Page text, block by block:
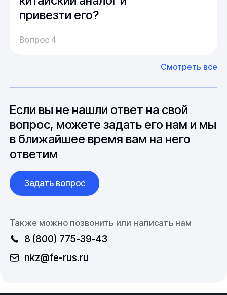
Производство:
20-25 дней, но в зависимости от различных
может быть сокращен до 1 недели.
до 6 месяцев производства.
привезти его?
У нас большой опыт поставок из Европы и
Азии. Через наших партнеров мы сможем
вопросы связанные с документацией и
международной логистикой.
Вопрос 4
Смотреть все
Если вы не нашли ответ на свой
вопрос, можете задать его нам и мы
в ближайшее время вам на него
ответим
Задать вопрос
Также можно позвонить или написать нам
8 (800) 775-39-43
nkz@fe-rus.ru